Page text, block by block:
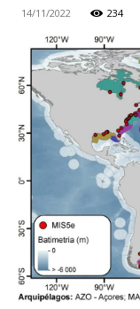
14/11/2022 234